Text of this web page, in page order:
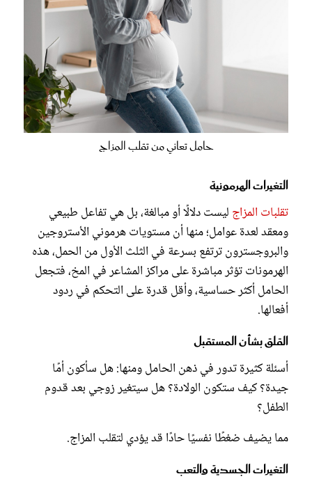
حامل تعاني من تقلب المزاج
التغيرات الهرمونية
تقلبات المزاج ليست دلالًا أو مبالغة، بل هي تفاعل طبيعي
ومعقد لعدة عوامل؛ منها أن مستويات هرموني الأستروجين
والبروجسترون ترتفع بسرعة في الثلث الأول من الحمل، هذه
الهرمونات تؤثر مباشرة على مراكز المشاعر في المخ، فتجعل
الحامل أكثر حساسية، وأقل قدرة على التحكم في ردود
أفعالها.
القلق بشأن المستقبل
أسئلة كثيرة تدور في ذهن الحامل ومنها: هل سأكون أمًا
جيدة؟ كيف ستكون الولادة؟ هل سيتغير زوجي بعد قدوم
الطفل؟
مما يضيف ضغطًا نفسيًا حادًا قد يؤدي لتقلب المزاج.
التغيرات الجسدية والتعب